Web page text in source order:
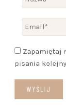
Zapamiętaj
pisania